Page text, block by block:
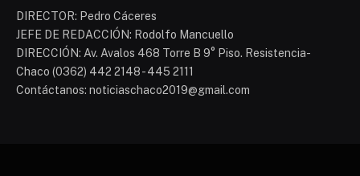
DIRECTOR: Pedro Cáceres
JEFE DE REDACCIÓN: Rodolfo Mancuello
DIRECCIÓN: Av. Avalos 468 Torre B 9° Piso. Resistencia-
Chaco (0362) 442 2148 - 445 2111
Contáctanos: noticiaschaco2019@gmail.com